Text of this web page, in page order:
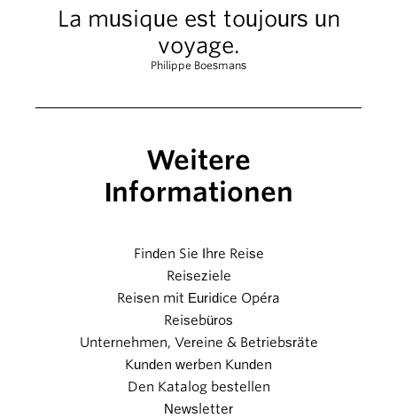
La musique est toujours un
voyage.
Philippe Boesmans
Weitere
Informationen
Finden Sie Ihre Reise
Reiseziele
Reisen mit Euridice Opéra
Reisebüros
Unternehmen, Vereine & Betriebsräte
Kunden werben Kunden
Den Katalog bestellen
Newsletter